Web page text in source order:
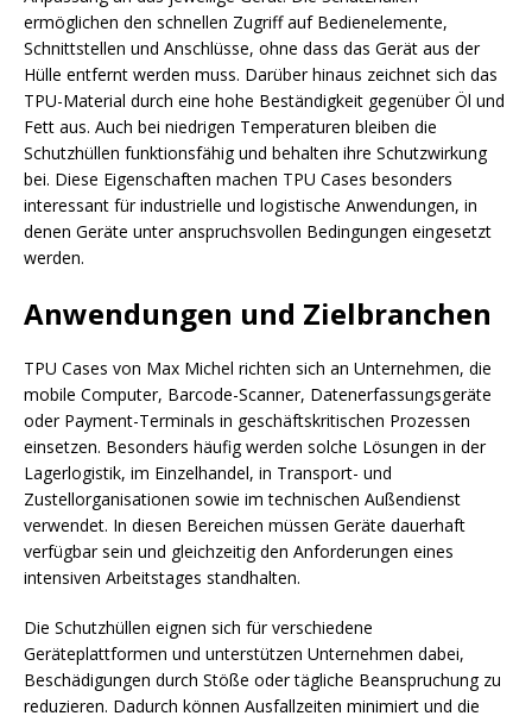
ermöglichen den schnellen Zugriff auf Bedienelemente,
Schnittstellen und Anschlüsse, ohne dass das Gerät aus der
Hülle entfernt werden muss. Darüber hinaus zeichnet sich das
TPU-Material durch eine hohe Beständigkeit gegenüber Öl und
Fett aus. Auch bei niedrigen Temperaturen bleiben die
Schutzhüllen funktionsfähig und behalten ihre Schutzwirkung
bei. Diese Eigenschaften machen TPU Cases besonders
interessant für industrielle und logistische Anwendungen, in
denen Geräte unter anspruchsvollen Bedingungen eingesetzt
werden.
Anwendungen und Zielbranchen
TPU Cases von Max Michel richten sich an Unternehmen, die
mobile Computer, Barcode-Scanner, Datenerfassungsgeräte
oder Payment-Terminals in geschäftskritischen Prozessen
einsetzen. Besonders häufig werden solche Lösungen in der
Lagerlogistik, im Einzelhandel, in Transport- und
Zustellorganisationen sowie im technischen Außendienst
verwendet. In diesen Bereichen müssen Geräte dauerhaft
verfügbar sein und gleichzeitig den Anforderungen eines
intensiven Arbeitstages standhalten.
Die Schutzhüllen eignen sich für verschiedene
Geräteplattformen und unterstützen Unternehmen dabei,
Beschädigungen durch Stöße oder tägliche Beanspruchung zu
reduzieren. Dadurch können Ausfallzeiten minimiert und die